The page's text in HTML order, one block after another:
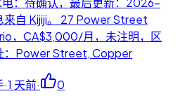
自 Kijiji。 27 Power Street
，CA$3,000/月，未注明，区
：Power Street, Copper
·1 天前· 0